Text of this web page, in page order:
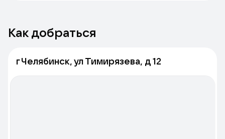
Как добраться
г Челябинск, ул Тимирязева, д 12